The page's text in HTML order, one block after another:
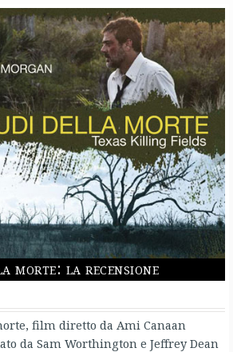
morte: la recensione
film diretto da Ami Canaan
da Sam Worthington e Jeffrey Dean